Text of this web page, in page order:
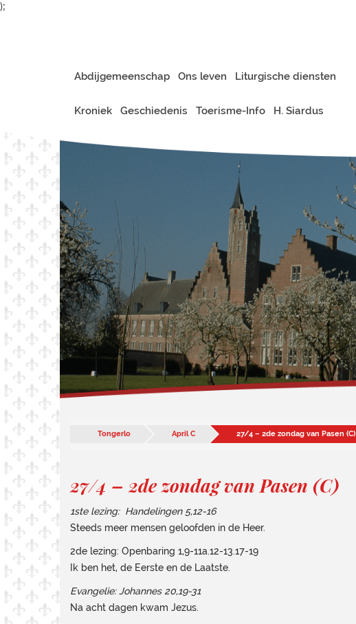
);
Abdijgemeenschap Ons leven Liturgische diensten
Kroniek Geschiedenis Toerisme-Info H. Siardus
Tongerlo April C 27/4 – 2de zondag van Pasen (C)
27/4 – 2de zondag van Pasen (C)
1ste lezing: Handelingen 5,12-16
Steeds meer mensen geloofden in de Heer.
2de lezing: Openbaring 1,9-11a.12-13.17-19
Ik ben het, de Eerste en de Laatste.
Evangelie: Johannes 20,19-31
Na acht dagen kwam Jezus.